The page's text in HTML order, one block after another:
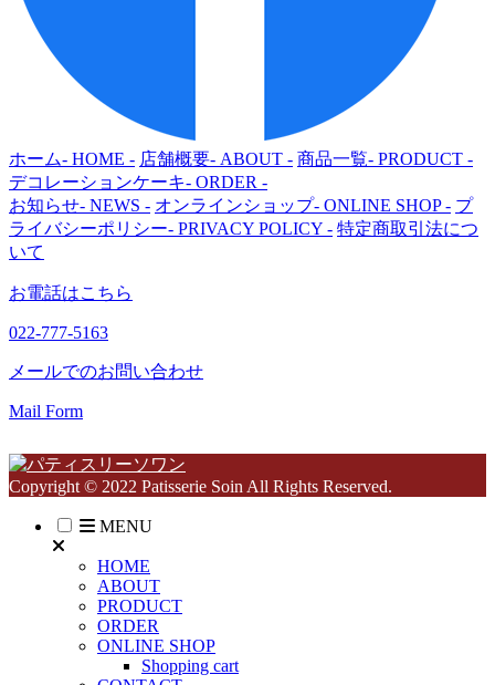
ホーム- HOME - 店舗概要- ABOUT - 商品一覧- PRODUCT -
デコレーションケーキ- ORDER -
お知らせ- NEWS - オンラインショップ- ONLINE SHOP - プ
ライバシーポリシー- PRIVACY POLICY - 特定商取引法につ
いて
お電話はこちら
022-777-5163
メールでのお問い合わせ
Mail Form
Copyright © 2022 Patisserie Soin All Rights Reserved.
MENU
HOME
ABOUT
PRODUCT
ORDER
ONLINE SHOP
Shopping cart